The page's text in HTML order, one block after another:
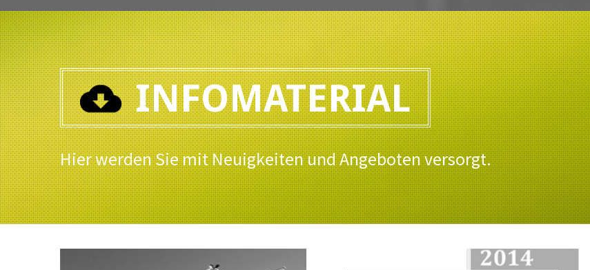
INFOMATERIAL
Hier werden Sie mit Neuigkeiten und Angeboten versorgt.